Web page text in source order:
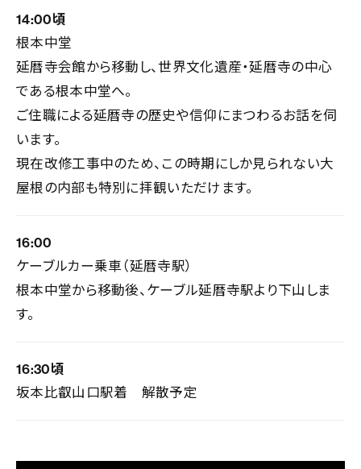
14:00頃
根本中堂
延暦寺会館から移動し、世界文化遺産・延暦寺の中心
である根本中堂へ。
ご住職による延暦寺の歴史や信仰にまつわるお話を伺
います。
現在改修工事中のため、この時期にしか見られない大
屋根の内部も特別に拝観いただけます。
16:00
ケーブルカー乗車（延暦寺駅）
根本中堂から移動後、ケーブル延暦寺駅より下山しま
す。
16:30頃
坂本比叡山口駅着 解散予定